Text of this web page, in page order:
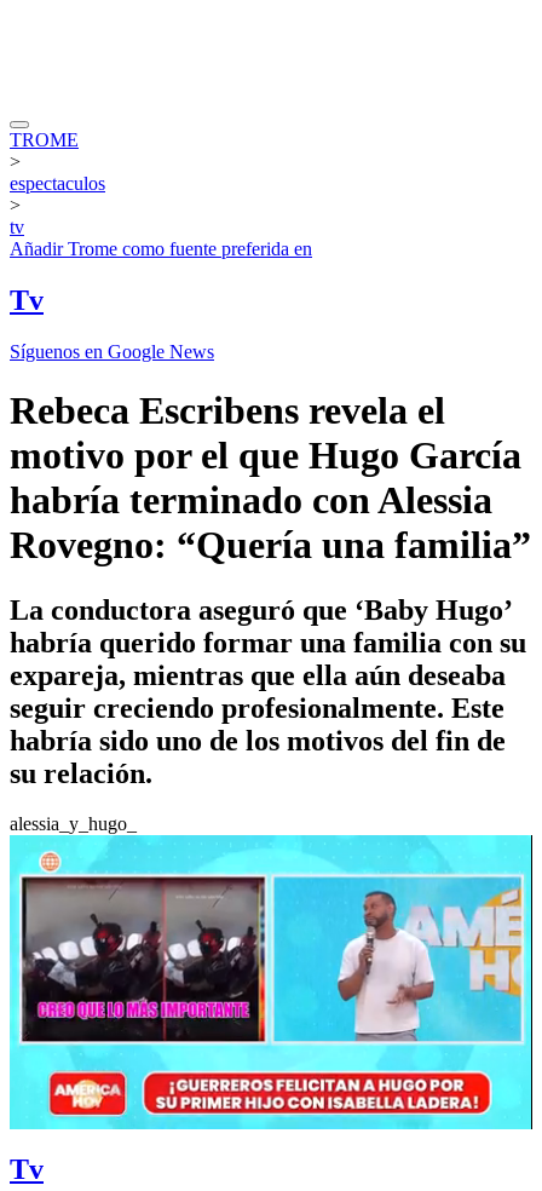
TROME
>
espectaculos
>
tv
AñadirTrome como fuente preferida en
Tv
Síguenos en Google News
Rebeca Escribens revela el
motivo por el que Hugo García
habría terminado con Alessia
Rovegno: “Quería una familia”
La conductora aseguró que ‘Baby Hugo’
habría querido formar una familia con su
expareja, mientras que ella aún deseaba
seguir creciendo profesionalmente. Este
habría sido uno de los motivos del fin de
su relación.
alessia_y_hugo_
Tv